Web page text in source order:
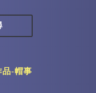
品-帽事